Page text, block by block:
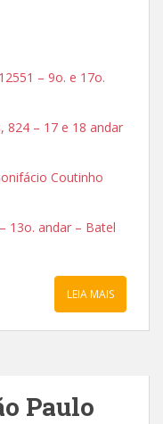
– 9o. e 17o.
824 – 17 e 18 andar
Coutinho
13o. andar – Batel
LEIA MAIS
Paulo